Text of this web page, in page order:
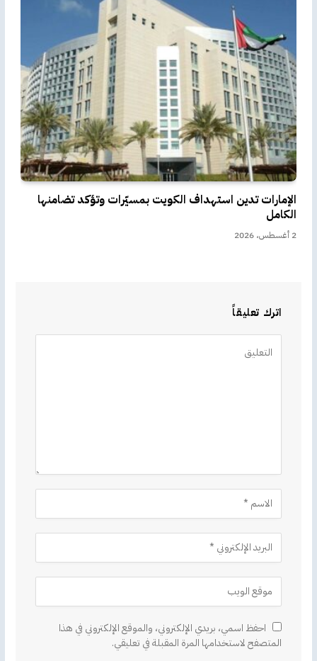
الإمارات تدين استهداف الكويت بمسيّرات وتؤكد تضامنها
الكامل
2 أغسطس، 2026
اترك تعليقاً
احفظ اسمي، بريدي الإلكتروني، والموقع الإلكتروني في هذا
المتصفح لاستخدامها المرة المقبلة في تعليقي.